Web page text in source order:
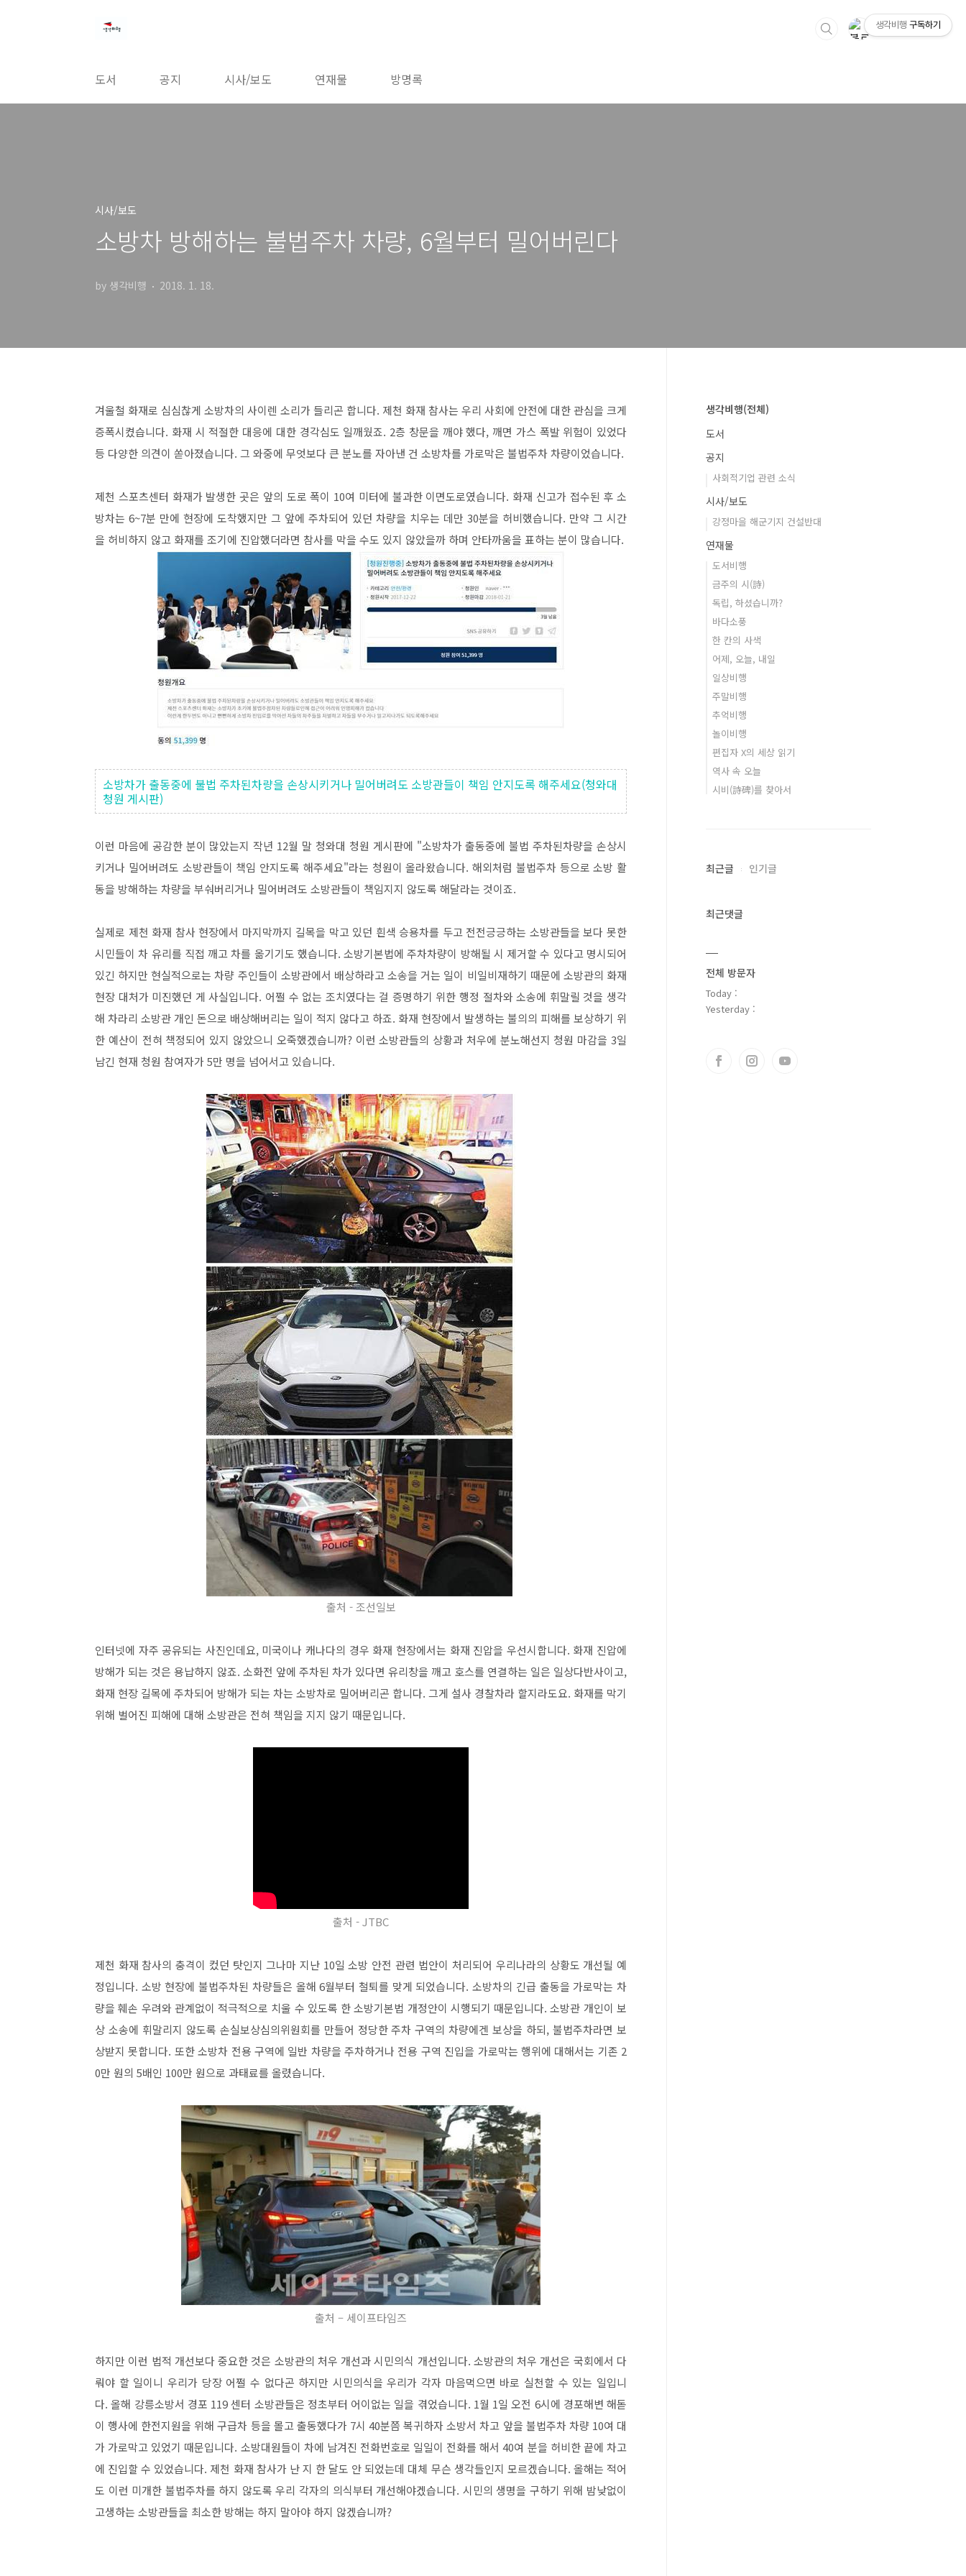
도서 공지 시사/보도 연재물 방명록
시사/보도
소방차 방해하는 불법주차 차량, 6월부터 밀어버린다
by 생각비행 2018. 1. 18.
겨울철 화재로 심심찮게 소방차의 사이렌 소리가 들리곤 합니다. 제천 화재 참사는 우리 사회에 안전에 대한 관심을 크게
증폭시켰습니다. 화재 시 적절한 대응에 대한 경각심도 일깨웠죠. 2층 창문을 깨야 했다, 깨면 가스 폭발 위험이 있었다
등 다양한 의견이 쏟아졌습니다. 그 와중에 무엇보다 큰 분노를 자아낸 건 소방차를 가로막은 불법주차 차량이었습니다.
제천 스포츠센터 화재가 발생한 곳은 앞의 도로 폭이 10여 미터에 불과한 이면도로였습니다. 화재 신고가 접수된 후 소
방차는 6~7분 만에 현장에 도착했지만 그 앞에 주차되어 있던 차량을 치우는 데만 30분을 허비했습니다. 만약 그 시간
을 허비하지 않고 화재를 조기에 진압했더라면 참사를 막을 수도 있지 않았을까 하며 안타까움을 표하는 분이 많습니다.
소방차가 출동중에 불법 주차된차량을 손상시키거나 밀어버려도 소방관들이 책임 안지도록 해주세요(청와대
청원 게시판)
이런 마음에 공감한 분이 많았는지 작년 12월 말 청와대 청원 게시판에 "소방차가 출동중에 불법 주차된차량을 손상시
키거나 밀어버려도 소방관들이 책임 안지도록 해주세요"라는 청원이 올라왔습니다. 해외처럼 불법주차 등으로 소방 활
동을 방해하는 차량을 부숴버리거나 밀어버려도 소방관들이 책임지지 않도록 해달라는 것이죠.
실제로 제천 화재 참사 현장에서 마지막까지 길목을 막고 있던 흰색 승용차를 두고 전전긍긍하는 소방관들을 보다 못한
시민들이 차 유리를 직접 깨고 차를 옮기기도 했습니다. 소방기본법에 주차차량이 방해될 시 제거할 수 있다고 명시되어
있긴 하지만 현실적으로는 차량 주인들이 소방관에서 배상하라고 소송을 거는 일이 비일비재하기 때문에 소방관의 화재
현장 대처가 미진했던 게 사실입니다. 어쩔 수 없는 조치였다는 걸 증명하기 위한 행정 절차와 소송에 휘말릴 것을 생각
해 차라리 소방관 개인 돈으로 배상해버리는 일이 적지 않다고 하죠. 화재 현장에서 발생하는 불의의 피해를 보상하기 위
한 예산이 전혀 책정되어 있지 않았으니 오죽했겠습니까? 이런 소방관들의 상황과 처우에 분노해선지 청원 마감을 3일
남긴 현재 청원 참여자가 5만 명을 넘어서고 있습니다.
출처 - 조선일보
인터넷에 자주 공유되는 사진인데요, 미국이나 캐나다의 경우 화재 현장에서는 화재 진압을 우선시합니다. 화재 진압에
방해가 되는 것은 용납하지 않죠. 소화전 앞에 주차된 차가 있다면 유리창을 깨고 호스를 연결하는 일은 일상다반사이고,
화재 현장 길목에 주차되어 방해가 되는 차는 소방차로 밀어버리곤 합니다. 그게 설사 경찰차라 할지라도요. 화재를 막기
위해 벌어진 피해에 대해 소방관은 전혀 책임을 지지 않기 때문입니다.
출처 - JTBC
제천 화재 참사의 충격이 컸던 탓인지 그나마 지난 10일 소방 안전 관련 법안이 처리되어 우리나라의 상황도 개선될 예
정입니다. 소방 현장에 불법주차된 차량들은 올해 6월부터 철퇴를 맞게 되었습니다. 소방차의 긴급 출동을 가로막는 차
량을 훼손 우려와 관계없이 적극적으로 치울 수 있도록 한 소방기본법 개정안이 시행되기 때문입니다. 소방관 개인이 보
상 소송에 휘말리지 않도록 손실보상심의위원회를 만들어 정당한 주차 구역의 차량에겐 보상을 하되, 불법주차라면 보
상받지 못합니다. 또한 소방차 전용 구역에 일반 차량을 주차하거나 전용 구역 진입을 가로막는 행위에 대해서는 기존 2
0만 원의 5배인 100만 원으로 과태료를 올렸습니다.
출처 – 세이프타임즈
하지만 이런 법적 개선보다 중요한 것은 소방관의 처우 개선과 시민의식 개선입니다. 소방관의 처우 개선은 국회에서 다
뤄야 할 일이니 우리가 당장 어쩔 수 없다곤 하지만 시민의식을 우리가 각자 마음먹으면 바로 실천할 수 있는 일입니
다. 올해 강릉소방서 경포 119 센터 소방관들은 정초부터 어이없는 일을 겪었습니다. 1월 1일 오전 6시에 경포해변 해돋
이 행사에 한전지원을 위해 구급차 등을 몰고 출동했다가 7시 40분쯤 복귀하자 소방서 차고 앞을 불법주차 차량 10여 대
가 가로막고 있었기 때문입니다. 소방대원들이 차에 남겨진 전화번호로 일일이 전화를 해서 40여 분을 허비한 끝에 차고
에 진입할 수 있었습니다. 제천 화재 참사가 난 지 한 달도 안 되었는데 대체 무슨 생각들인지 모르겠습니다. 올해는 적어
도 이런 미개한 불법주차를 하지 않도록 우리 각자의 의식부터 개선해야겠습니다. 시민의 생명을 구하기 위해 밤낮없이
고생하는 소방관들을 최소한 방해는 하지 말아야 하지 않겠습니까?
생각비행(전체)
도서
공지
사회적기업 관련 소식
시사/보도
강정마을 해군기지 건설반대
연재물
도서비행
금주의 시(詩)
독립, 하셨습니까?
바다소풍
한 칸의 사색
어제, 오늘, 내일
일상비행
주말비행
추억비행
놀이비행
편집자 X의 세상 읽기
역사 속 오늘
시비(詩碑)를 찾아서
최근글 인기글
최근댓글
전체 방문자
Today :
Yesterday :
생각비행 구독하기